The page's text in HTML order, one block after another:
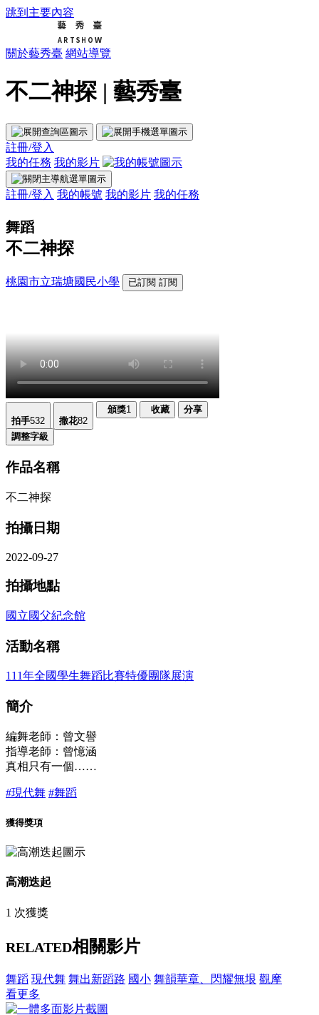
跳到主要內容
關於藝秀臺 網站導覽
不二神探 | 藝秀臺
註冊/登入
我的任務 我的影片
註冊/登入 我的帳號 我的影片 我的任務
舞蹈
不二神探
桃園市立瑞塘國民小學 已訂閱 訂閱
拍手532 撒花82
頒獎1 收藏 分享
調整字級
作品名稱
不二神探
拍攝日期
2022-09-27
拍攝地點
國立國父紀念館
活動名稱
111年全國學生舞蹈比賽特優團隊展演
簡介
編舞老師：曾文譽
指導老師：曾憶涵
真相只有一個……
#現代舞 #舞蹈
獲得獎項
高潮迭起
1 次獲獎
RELATED相關影片
舞蹈 現代舞 舞出新蹈路 國小 舞韻華章、閃耀無垠 觀摩
看更多